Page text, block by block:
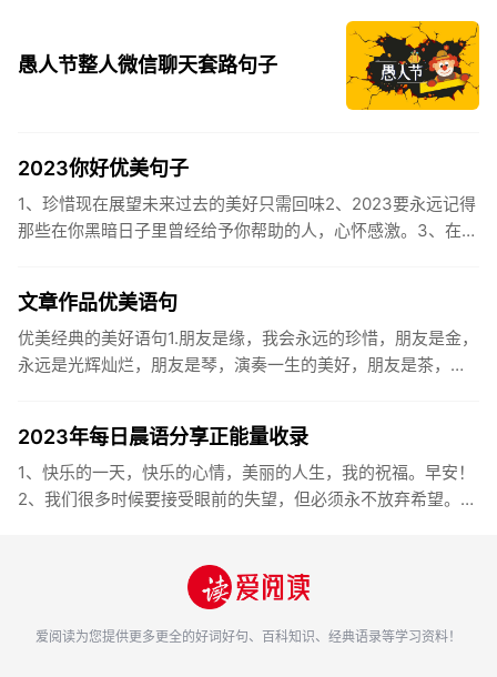
愚人节整人微信聊天套路句子
2023你好优美句子
1、珍惜现在展望未来过去的美好只需回味2、2023要永远记得
那些在你黑暗日子里曾经给予你帮助的人，心怀感激。3、在苦
文章作品优美语句
优美经典的美好语句1.朋友是缘，我会永远的珍惜，朋友是金，
永远是光辉灿烂，朋友是琴，演奏一生的美好，朋友是茶，品
2023年每日晨语分享正能量收录
1、快乐的一天，快乐的心情，美丽的人生，我的祝福。早安！
2、我们很多时候要接受眼前的失望，但必须永不放弃希望。早
爱阅读为您提供更多更全的好词好句、百科知识、经典语录等学习资料！